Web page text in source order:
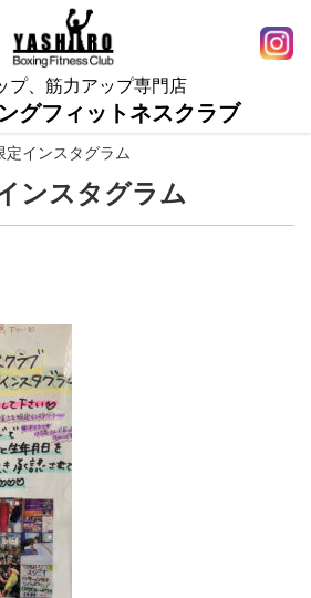
プ、筋力アップ専門店
グフィットネスクラブ
定インスタグラム
ンスタグラム